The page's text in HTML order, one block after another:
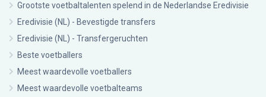
Grootste voetbaltalenten spelend in de Nederlandse Eredivisie
Eredivisie (NL) - Bevestigde transfers
Eredivisie (NL) - Transfergeruchten
Beste voetballers
Meest waardevolle voetballers
Meest waardevolle voetbalteams